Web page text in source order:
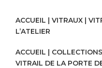
ACCUEIL |VITRAUX |
L’ATELIER
ACCUEIL | COLLECTIONS
VITRAIL DE LA PORTE